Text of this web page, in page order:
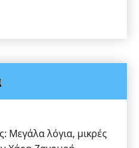
Μεγάλα λόγια, μικρές